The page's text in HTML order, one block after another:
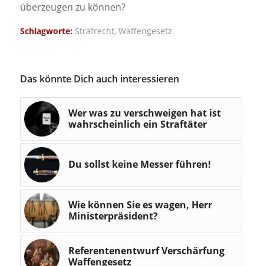
überzeugen zu können?
Schlagworte: Strafrecht, Waffengesetz
Das könnte Dich auch interessieren
Wer was zu verschweigen hat ist
wahrscheinlich ein Straftäter
Du sollst keine Messer führen!
Wie können Sie es wagen, Herr
Ministerpräsident?
Referentenentwurf Verschärfung
Waffengesetz